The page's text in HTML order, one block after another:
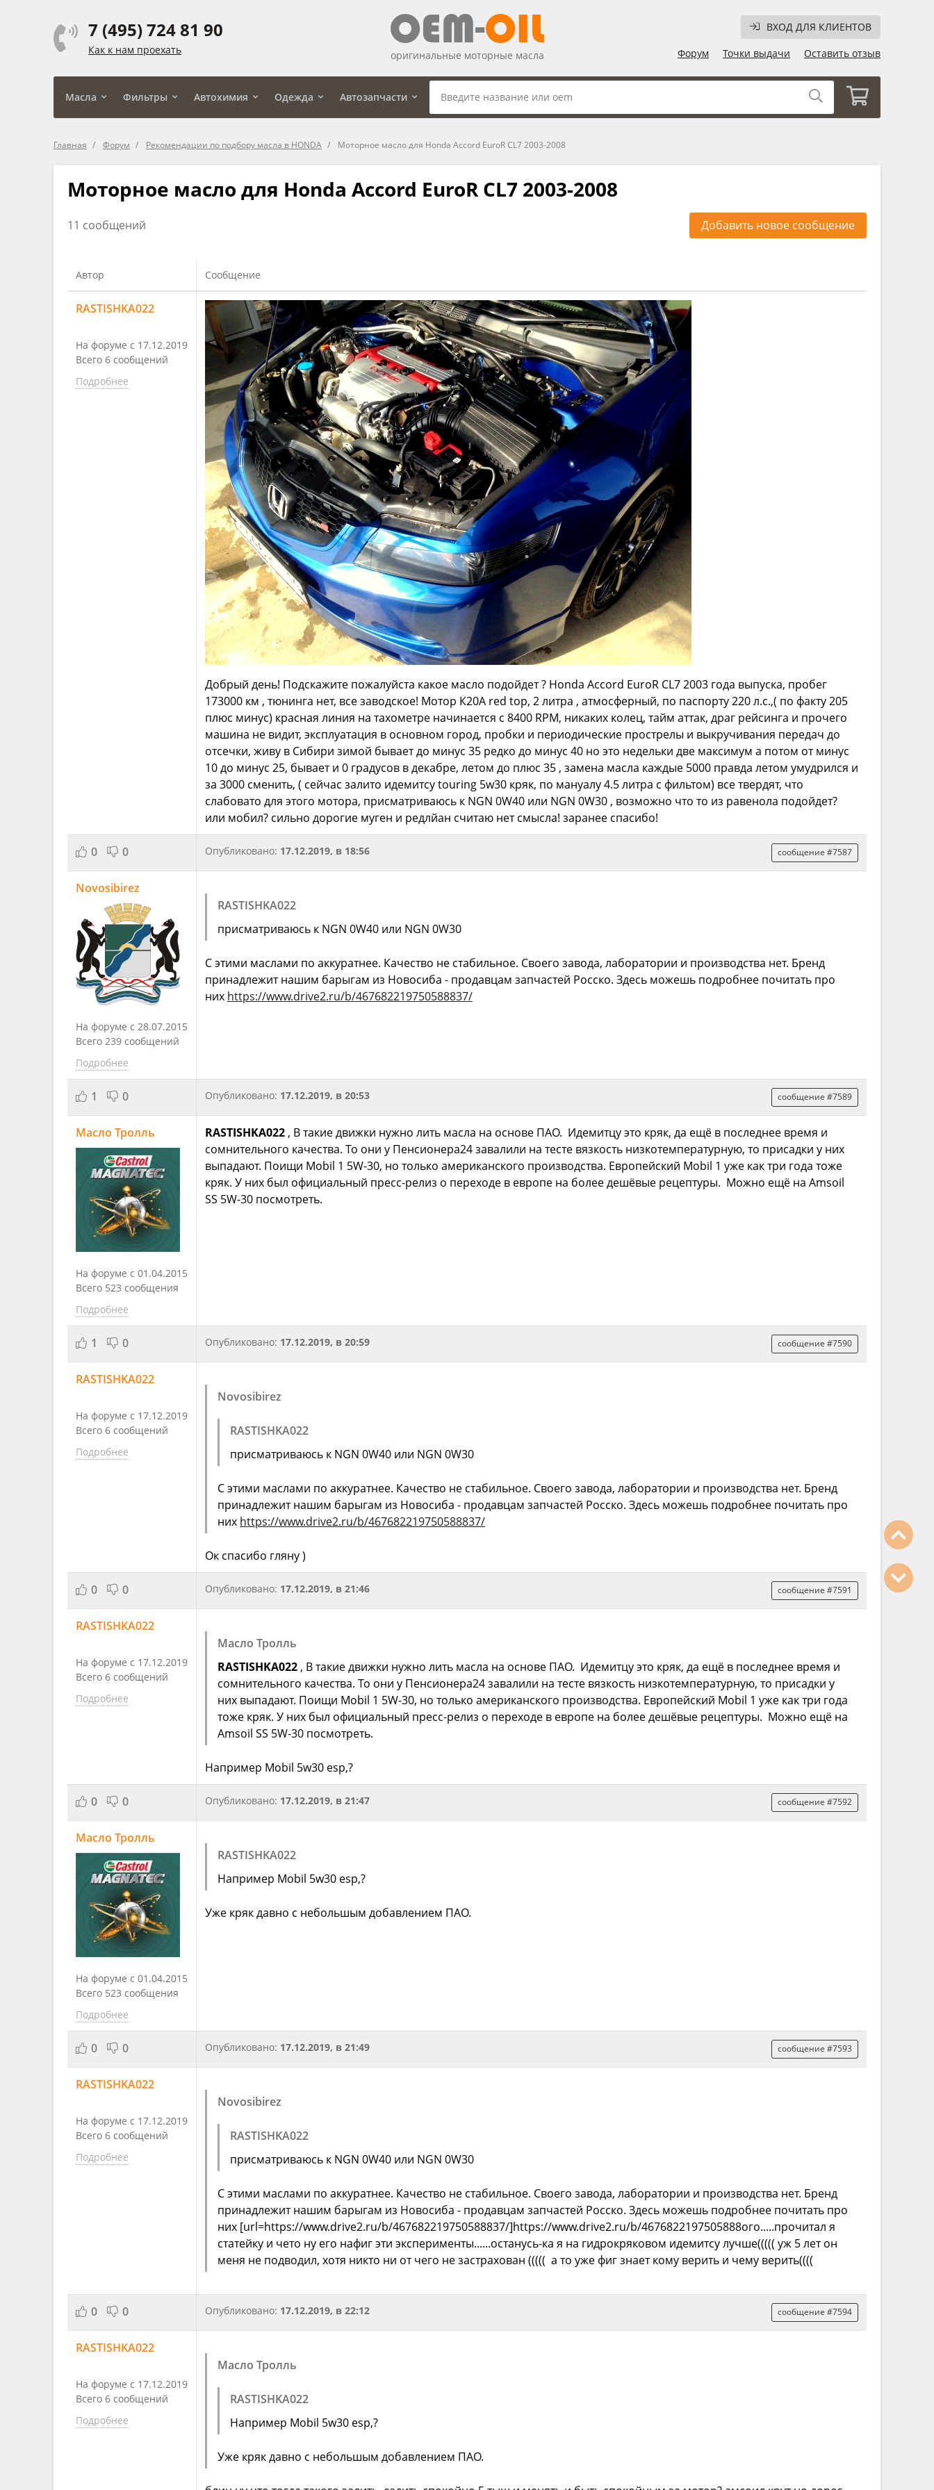
7 (495) 724 81 90
Как к нам проехать
ВХОД ДЛЯ КЛИЕНТОВ
Форум
Точки выдачи Оставить отзыв
оригинальные моторные масла
Масла Фильтры Автохимия Одежда Автозапчасти
Главная Форум Рекомендации по подбору масла в HONDA Моторное масло для Honda Accord EuroR CL7 2003-2008
Моторное масло для Honda Accord EuroR CL7 2003-2008
11 сообщений Добавить новое сообщение
Автор Сообщение
RASTISHKA022
На форуме с 17.12.2019
Всего 6 сообщений
Подробнее
Добрый день! Подскажите пожалуйста какое масло подойдет ? Honda Accord EuroR CL7 2003 года выпуска, пробег
173000 км , тюнинга нет, все заводское! Мотор К20А red top, 2 литра , атмосферный, по паспорту 220 л.с.,( по факту 205
плюс минус) красная линия на тахометре начинается с 8400 RPM, никаких колец, тайм аттак, драг рейсинга и прочего
машина не видит, эксплуатация в основном город, пробки и периодические прострелы и выкручивания передач до
отсечки, живу в Сибири зимой бывает до минус 35 редко до минус 40 но это недельки две максимум а потом от минус
10 до минус 25, бывает и 0 градусов в декабре, летом до плюс 35 , замена масла каждые 5000 правда летом умудрился и
за 3000 сменить, ( сейчас залито идемитсу touring 5w30 кряк, по мануалу 4.5 литра с фильтом) все твердят, что
слабовато для этого мотора, присматриваюсь к NGN 0W40 или NGN 0W30 , возможно что то из равенола подойдет?
или мобил? сильно дорогие муген и редлйан считаю нет смысла! заранее спасибо!
0 0 Опубликовано: 17.12.2019, в 18:56 сообщение #7587
Novosibirez
На форуме с 28.07.2015
Всего 239 сообщений
Подробнее
RASTISHKA022
присматриваюсь к NGN 0W40 или NGN 0W30
С этими маслами по аккуратнее. Качество не стабильное. Своего завода, лаборатории и производства нет. Бренд
принадлежит нашим барыгам из Новосиба - продавцам запчастей Росско. Здесь можешь подробнее почитать про
них https://www.drive2.ru/b/467682219750588837/
1 0 Опубликовано: 17.12.2019, в 20:53 сообщение #7589
Масло Тролль
На форуме с 01.04.2015
Всего 523 сообщения
Подробнее
RASTISHKA022 , В такие движки нужно лить масла на основе ПАО. Идемитцу это кряк, да ещё в последнее время и
сомнительного качества. То они у Пенсионера24 завалили на тесте вязкость низкотемпературную, то присадки у них
выпадают. Поищи Mobil 1 5W-30, но только американского производства. Европейский Mobil 1 уже как три года тоже
кряк. У них был официальный пресс-релиз о переходе в европе на более дешёвые рецептуры. Можно ещё на Amsoil
SS 5W-30 посмотреть.
1 0 Опубликовано: 17.12.2019, в 20:59 сообщение #7590
RASTISHKA022
На форуме с 17.12.2019
Всего 6 сообщений
Подробнее
Novosibirez
RASTISHKA022
присматриваюсь к NGN 0W40 или NGN 0W30
С этими маслами по аккуратнее. Качество не стабильное. Своего завода, лаборатории и производства нет. Бренд
принадлежит нашим барыгам из Новосиба - продавцам запчастей Росско. Здесь можешь подробнее почитать про
них https://www.drive2.ru/b/467682219750588837/
Ок спасибо гляну )
0 0 Опубликовано: 17.12.2019, в 21:46 сообщение #7591
RASTISHKA022
На форуме с 17.12.2019
Всего 6 сообщений
Подробнее
Масло Тролль
RASTISHKA022 , В такие движки нужно лить масла на основе ПАО. Идемитцу это кряк, да ещё в последнее время и
сомнительного качества. То они у Пенсионера24 завалили на тесте вязкость низкотемпературную, то присадки у
них выпадают. Поищи Mobil 1 5W-30, но только американского производства. Европейский Mobil 1 уже как три года
тоже кряк. У них был официальный пресс-релиз о переходе в европе на более дешёвые рецептуры. Можно ещё на
Amsoil SS 5W-30 посмотреть.
Например Mobil 5w30 esp,?
0 0 Опубликовано: 17.12.2019, в 21:47 сообщение #7592
Масло Тролль
На форуме с 01.04.2015
Всего 523 сообщения
Подробнее
RASTISHKA022
Например Mobil 5w30 esp,?
Уже кряк давно с небольшым добавлением ПАО.
0 0 Опубликовано: 17.12.2019, в 21:49 сообщение #7593
RASTISHKA022
На форуме с 17.12.2019
Всего 6 сообщений
Подробнее
Novosibirez
RASTISHKA022
присматриваюсь к NGN 0W40 или NGN 0W30
С этими маслами по аккуратнее. Качество не стабильное. Своего завода, лаборатории и производства нет. Бренд
принадлежит нашим барыгам из Новосиба - продавцам запчастей Росско. Здесь можешь подробнее почитать про
них [url=https://www.drive2.ru/b/467682219750588837/]https://www.drive2.ru/b/4676822197505888ого.....прочитал я
статейку и чето ну его нафиг эти эксперименты......останусь-ка я на гидрокряковом идемитсу лучше((((( уж 5 лет он
меня не подводил, хотя никто ни от чего не застрахован ((((( а то уже фиг знает кому верить и чему верить((((
0 0 Опубликовано: 17.12.2019, в 22:12 сообщение #7594
RASTISHKA022
На форуме с 17.12.2019
Всего 6 сообщений
Подробнее
Масло Тролль
RASTISHKA022
Например Mobil 5w30 esp,?
Уже кряк давно с небольшым добавлением ПАО.